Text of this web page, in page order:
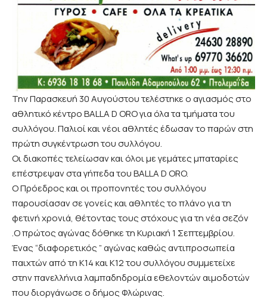
Την Παρασκευή 30 Αυγούστου τελέστηκε ο αγιασμός στο
αθλητικό κέντρο BALLA D ORO για όλα τα τμήματα του
συλλόγου. Παλιοί και νέοι αθλητές έδωσαν το παρών στη
πρώτη συγκέντρωση του συλλόγου.
Οι διακοπές τελείωσαν και όλοι με γεμάτες μπαταρίες
επέστρεψαν στα γήπεδα του BALLA D ORO.
Ο Πρόεδρος και οι προπονητές του συλλόγου
παρουσίασαν σε γονείς και αθλητές το πλάνο για τη
φετινή χρονιά, θέτοντας τους στόχους για τη νέα σεζόν
.Ο πρώτος αγώνας δόθηκε τη Κυριακή 1 Σεπτεμβρίου.
Ένας “διαφορετικός ” αγώνας καθώς αντιπροσωπεία
παιχτών από τη Κ14 και Κ12 του συλλόγου συμμετείχε
στην πανελλήνια λαμπαδηδρομία εθελοντών αιμοδοτών
που διοργάνωσε ο δήμος Φλώρινας.